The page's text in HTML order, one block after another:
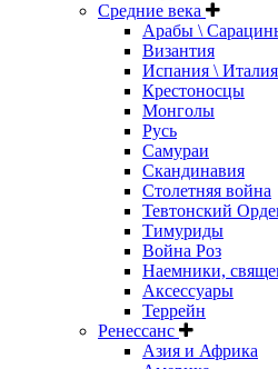
Средние века
Арабы \
Византия
Испания \ Италия
Крестоносцы
Монголы
Русь
Самураи
Скандинавия
Столетняя война
Тевтонский
Тимуриды
Война Роз
Наемники,
Аксессуары
Террейн
Ренессанс
Азия и Африка